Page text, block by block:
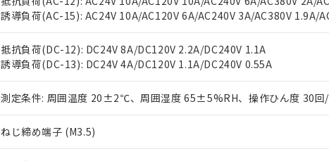
誘導負荷(AC-15): AC24V 10A/AC120V 6A/AC240V 3A/AC380V 1.9A/
抵抗負荷(DC-12): DC24V 8A/DC120V 2.2A/DC240V 1.1A
誘導負荷(DC-13): DC24V 4A/DC120V 1.1A/DC240V 0.55A
測定条件: 周囲温度 20±2℃、周囲湿度 65±5%RH、操作ひん度 30
ねじ締め端子 (M3.5)
当社販売員にご相談ください。
オムロン制御機器販売店や当社販売拠点は「販売ネットワーク
在庫状況および標準価格結果を当社の事前の承諾なく第三者
す。
マイパーツ機能（部品リスト作成サービス）をご利用いただ
お客様が当ウェブサイト上で当社にご登録された部品リスト
が、当社の製品・サービスに関するお客様との取引・商談に
さい。
※当社の共同利用者とは、"個人情報の共同利用に関して"
※2 対応予定月
部品在庫の切り替え状況などにより、予定月が前後することがあり
※3 非含有証明書ダウンロード
下記の非含有証明書をダウンロードすることができます。
※2 環境保護使用期限
「ｅ」：有害物質（10物質）のすべてが基準値以下であることを示
「10」：通常の使用状況下において有害物質が外部に漏えいし、環
味します。
当社は、貴社製品を第三者に販売する場合は、上記1、2およ
また当社は、販売先および販売に係わる関係者が違法に輸出
たしません。
△ 一定数には満たないが在庫あり
－
在庫なし(最新の在庫状況については、お客様のお取引先
機器販売店・当社販売員にご確認ください)
空
白
受注生産機種、また在庫状況の情報を公開していない機種